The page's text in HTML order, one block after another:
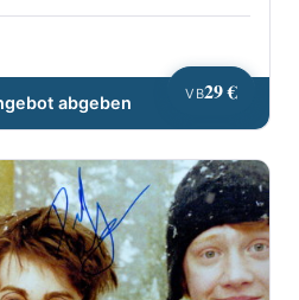
VB29 €
abgeben